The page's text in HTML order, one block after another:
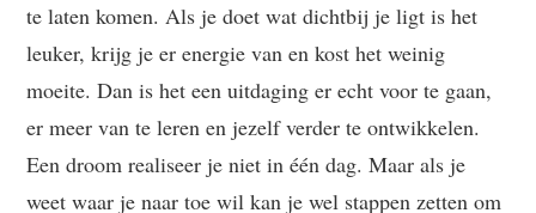
te laten komen. Als je doet wat dichtbij je ligt is het
leuker, krijg je er energie van en kost het weinig
moeite. Dan is het een uitdaging er echt voor te gaan,
er meer van te leren en jezelf verder te ontwikkelen.
Een droom realiseer je niet in één dag. Maar als je
weet waar je naar toe wil kan je wel stappen zetten om